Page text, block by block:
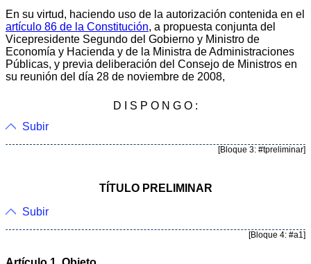
En su virtud, haciendo uso de la autorización contenida en el
artículo 86 de la Constitución, a propuesta conjunta del
Vicepresidente Segundo del Gobierno y Ministro de
Economía y Hacienda y de la Ministra de Administraciones
Públicas, y previa deliberación del Consejo de Ministros en
su reunión del día 28 de noviembre de 2008,
D I S P O N G O :
Subir
[Bloque 3: #tpreliminar]
TÍTULO PRELIMINAR
Subir
[Bloque 4: #a1]